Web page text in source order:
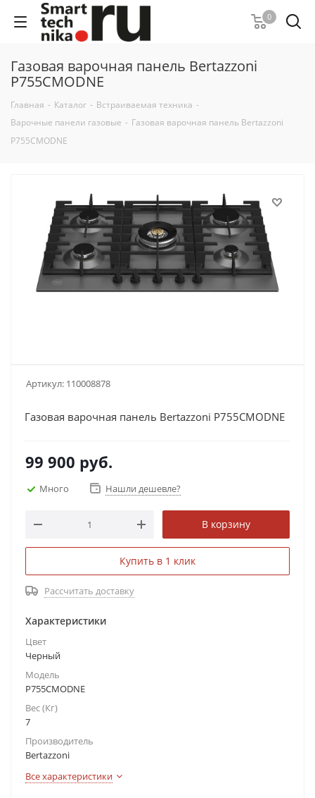
0
Газовая варочная панель Bertazzoni
P755CMODNE
Главная - Каталог - Встраиваемая техника -
Варочные панели газовые - Газовая варочная панель Bertazzoni
P755CMODNE
Артикул: 110008878
Газовая варочная панель Bertazzoni P755CMODNE
99 900 руб.
Много Нашли дешевле?
В корзину
Купить в 1 клик
Рассчитать доставку
Характеристики
Цвет
Черный
Модель
P755CMODNE
Вес (Кг)
7
Производитель
Bertazzoni
Все характеристики